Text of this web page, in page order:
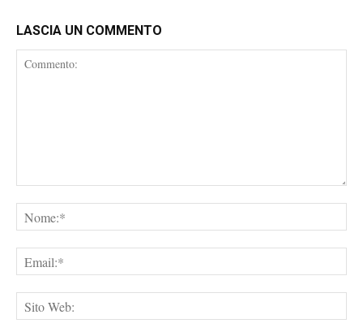
LASCIA UN COMMENTO